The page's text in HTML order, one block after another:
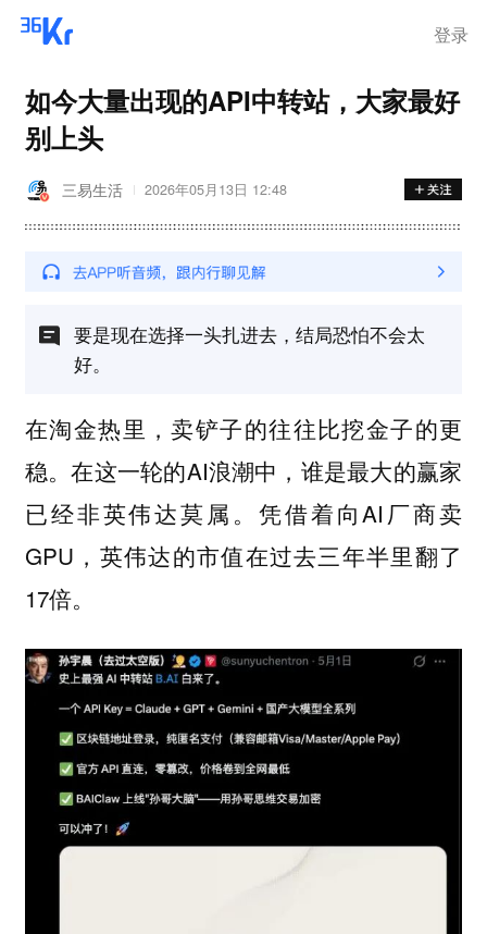
登录
如今大量出现的API中转站，大家最好
别上头
三易生活 2026年05月13日 12:48
要是现在选择一头扎进去，结局恐怕不会太
好。
在淘金热里，卖铲子的往往比挖金子的更
稳。在这一轮的AI浪潮中，谁是最大的赢家
已经非英伟达莫属。凭借着向AI厂商卖
GPU，英伟达的市值在过去三年半里翻了
17倍。